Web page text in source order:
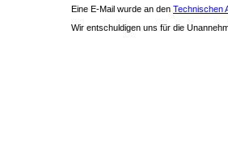
Eine E-Mail wurde an den Technischen
Wir entschuldigen uns für die